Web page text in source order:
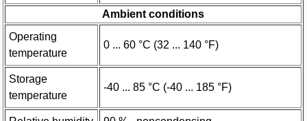
Ambient conditions
Operating
temperature
0 ... 60 °C (32 ... 140 °F)
Storage
temperature
-40 ... 85 °C (-40 ... 185 °F)